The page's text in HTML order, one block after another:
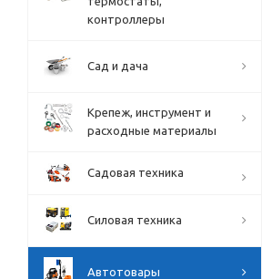
контроллеры
Сад и дача
Крепеж, инструмент и
расходные материалы
Садовая техника
Силовая техника
Автотовары